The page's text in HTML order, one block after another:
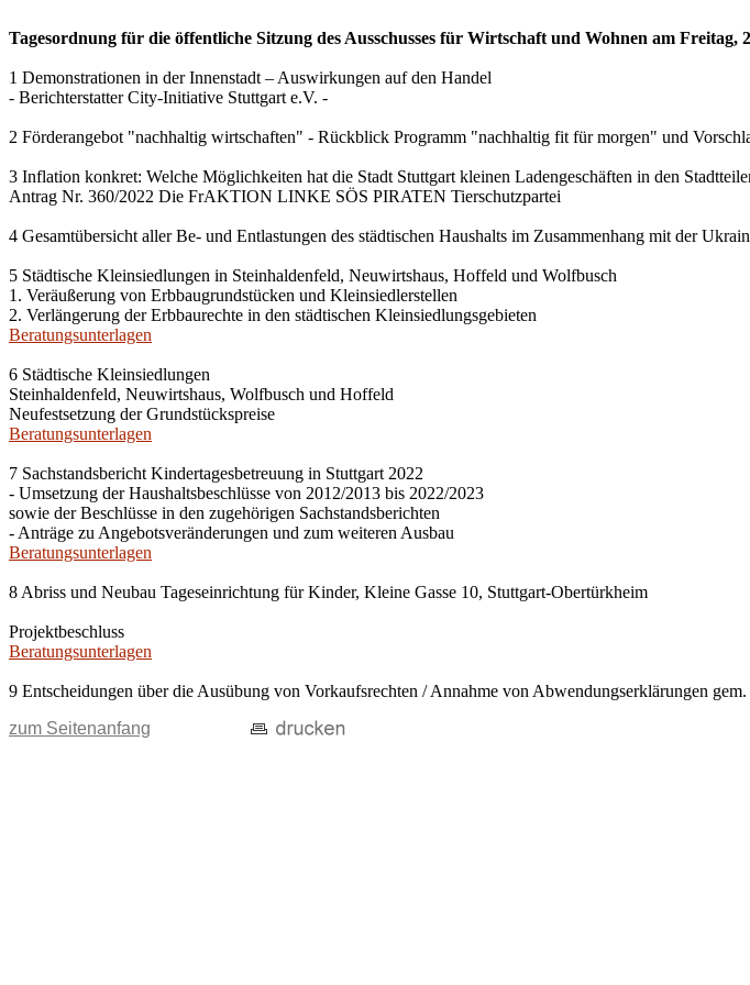
Tagesordnung für die öffentliche Sitzung des Ausschusses für Wirtschaft und Wohnen am
1 Demonstrationen in der Innenstadt – Auswirkungen auf den Handel
- Berichterstatter City-Initiative Stuttgart e.V. -
2 Förderangebot "nachhaltig wirtschaften" - Rückblick Programm "nachhaltig fit für morgen" und
3 Inflation konkret: Welche Möglichkeiten hat die Stadt Stuttgart kleinen Ladengeschäften in den
Antrag Nr. 360/2022 Die FrAKTION LINKE SÖS PIRATEN Tierschutzpartei
4 Gesamtübersicht aller Be- und Entlastungen des städtischen Haushalts im Zusammenhang mit der
5 Städtische Kleinsiedlungen in Steinhaldenfeld, Neuwirtshaus, Hoffeld und Wolfbusch
1. Veräußerung von Erbbaugrundstücken und Kleinsiedlerstellen
2. Verlängerung der Erbbaurechte in den städtischen Kleinsiedlungsgebieten
Beratungsunterlagen
6 Städtische Kleinsiedlungen
Steinhaldenfeld, Neuwirtshaus, Wolfbusch und Hoffeld
Neufestsetzung der Grundstückspreise
Beratungsunterlagen
7 Sachstandsbericht Kindertagesbetreuung in Stuttgart 2022
- Umsetzung der Haushaltsbeschlüsse von 2012/2013 bis 2022/2023
sowie der Beschlüsse in den zugehörigen Sachstandsberichten
- Anträge zu Angebotsveränderungen und zum weiteren Ausbau
Beratungsunterlagen
8 Abriss und Neubau Tageseinrichtung für Kinder, Kleine Gasse 10, Stuttgart-Obertürkheim
Projektbeschluss
Beratungsunterlagen
9 Entscheidungen über die Ausübung von Vorkaufsrechten / Annahme von Abwendungserklärungen
zum Seitenanfang